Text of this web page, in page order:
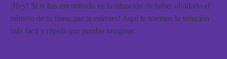
¡Hey! Si te has encontrado en la situación de haber olvidado el
número de tu línea, ¡no te estreses! Aquí te traemos la solución
más fácil y rápida que puedas imaginar.